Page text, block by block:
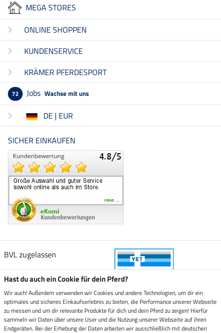
MEGA STORES
ONLINE SHOPPEN
KUNDENSERVICE
KRÄMER PFERDESPORT
72 Jobs Wachse mit uns
DE | EUR
SICHER EINKAUFEN
BVL zugelassen
Zustellung durch
Sicher bezahlen mit
Hast du auch ein Cookie für dein Pferd?
Wir auch! Außerdem verwenden wir Cookies und andere Technologien, um dir ein
optimales und sicheres Einkaufserlebnis zu bieten, die Performance unserer Webseite
zu messen und um dir relevante Produkte für dich und dein Pferd zu zeigen! Hierfür
sammeln wir Daten über unsere User und die Nutzung unserer Webseite auf ihren
Endgeräten. Bei der Erhebung der Daten arbeiten wir ausschließlich mit deutschen